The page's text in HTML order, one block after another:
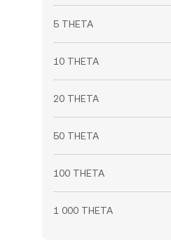
5 THETA
10 THETA
20 THETA
50 THETA
100 THETA
1 000 THETA